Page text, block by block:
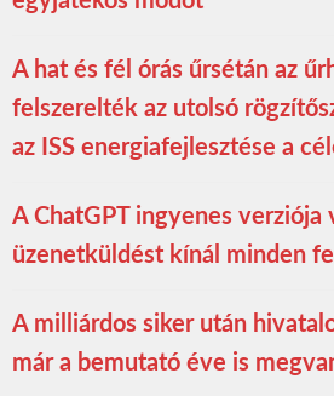
A hat és fél órás űrsétán az
felszerelték az utolsó
az ISS energiafejlesztése a
A ChatGPT ingyenes verziója
üzenetküldést kínál minden
A milliárdos siker után
már a bemutató éve is